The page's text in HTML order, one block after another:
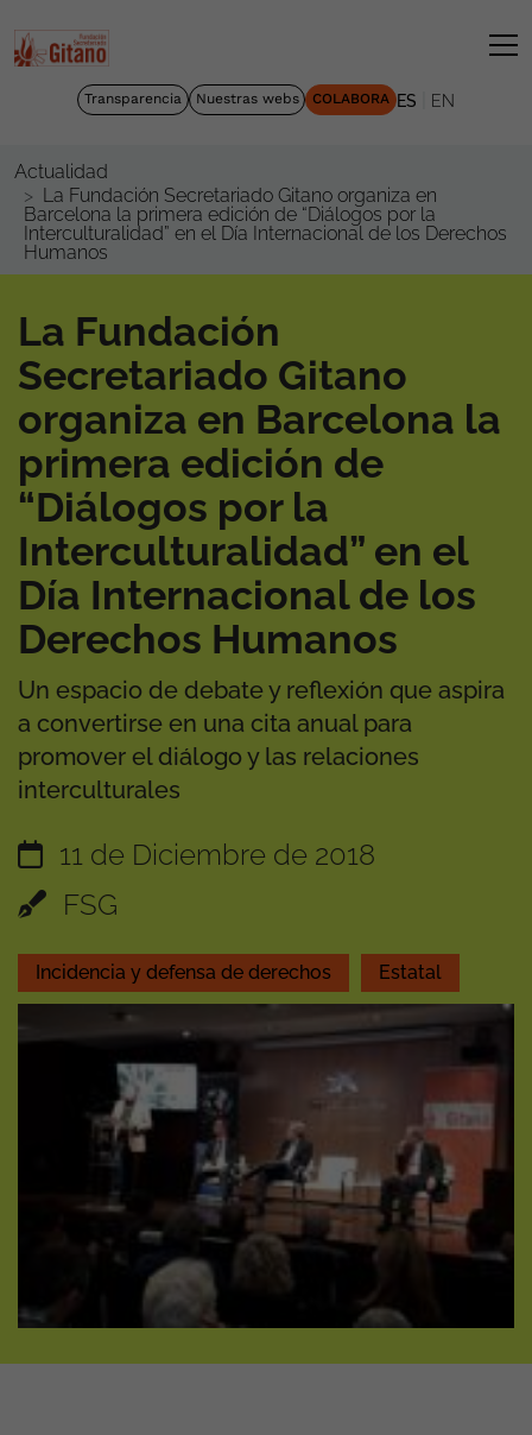
Transparencia Nuestras webs COLABORA ES EN
Actualidad
La Fundación Secretariado Gitano organiza en
Barcelona la primera edición de “Diálogos por la
Interculturalidad” en el Día Internacional de los Derechos
Humanos
La Fundación
Secretariado Gitano
organiza en Barcelona la
primera edición de
“Diálogos por la
Interculturalidad” en el
Día Internacional de los
Derechos Humanos
Un espacio de debate y reflexión que aspira
a convertirse en una cita anual para
promover el diálogo y las relaciones
interculturales
11 de Diciembre de 2018
FSG
Incidencia y defensa de derechos Estatal